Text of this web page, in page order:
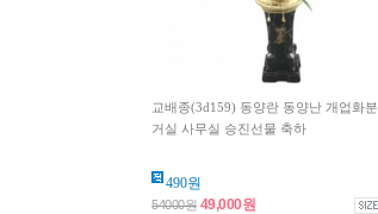
교배종(3d159) 동양란 동양난 개업화분
거실 사무실 승진선물 축하
490원
54000원 49,000원